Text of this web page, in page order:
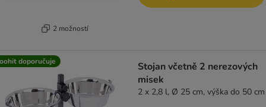
2 možností
doporučuje
Stojan včetně 2 nerezových
misek
2 x 2,8 l, Ø 25 cm, výška do 50 cm